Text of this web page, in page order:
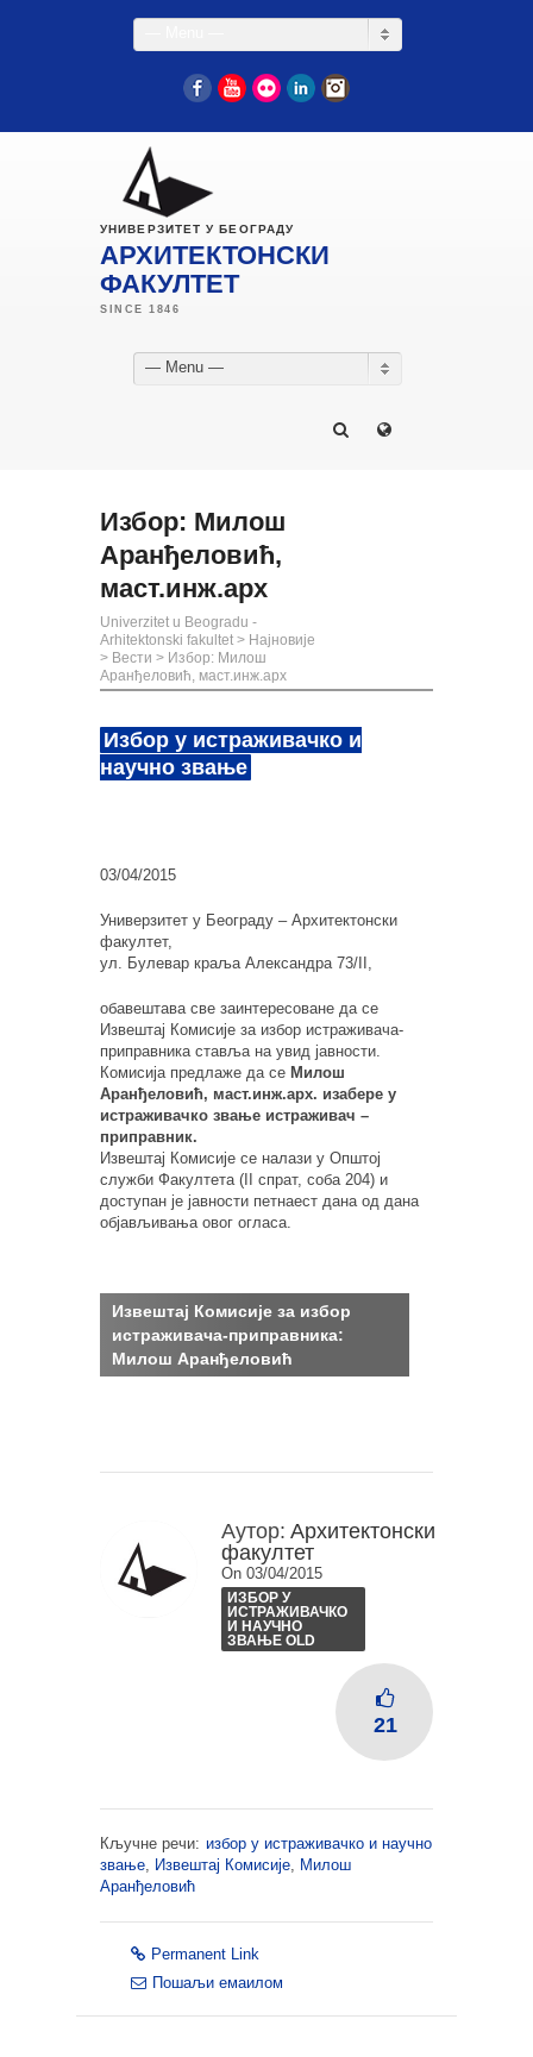
FacebookYouTube
Flickr LinkedIn
УНИВЕРЗИТЕТ У БЕОГРАДУ
АРХИТЕКТОНСКИ
ФАКУЛТЕТ
— Menu —
Избор: Милош
Аранђеловић,
маст.инж.арх
Univerzitet u Beogradu -
Arhitektonski fakultet > Најновије
> Вести > Избор: Милош
Аранђеловић, маст.инж.арх
Избор у истраживачко и
научно звање
03/04/2015
Универзитет у Београду – Архитектонски
факултет,
ул. Булевар краља Александра 73/II,
обавештава све заинтересоване да се
Извештај Комисије за избор истраживача-
приправника ставља на увид јавности.
Комисија предлаже да се Милош
Аранђеловић, маст.инж.арх. изабере у
истраживачко звање истраживач –
приправник.
Извештај Комисије се налази у Општој
служби Факултета (II спрат, соба 204) и
доступан је јавности петнаест дана од дана
објављивања овог огласа.
Извештај Комисијe за избор
истраживача-приправника:
Милош Аранђеловић
Аутор: Архитектонски
факултет
On 03/04/2015
ИЗБОР У
ИСТРАЖИВАЧКО
И НАУЧНО
ЗВАЊЕ OLD
21
Кључне речи: избор у истраживачко и научно
звање, Извештај Комисије, Милош
Аранђеловић
Permanent Link
Пошаљи емаилом